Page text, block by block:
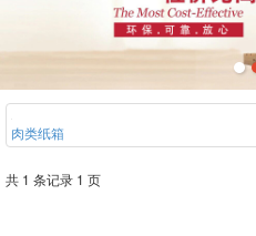
肉类纸箱
共 1 条记录 1 页